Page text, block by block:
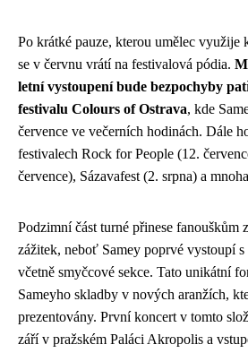
Po krátké pauze, kterou umělec využije
se v červnu vrátí na festivalová pódia.
letní vystoupení bude bezpochyby
festivalu Colours of Ostrava, kde
července ve večerních hodinách. Dále
festivalech Rock for People (12.
července), Sázavafest (2. srpna) a
Podzimní část turné přinese fanouškům
zážitek, neboť Samey poprvé vystoupí s
včetně smyčcové sekce. Tato unikátní
Sameyho skladby v nových aranžích,
prezentovány. První koncert v tomto
září v pražském Paláci Akropolis a